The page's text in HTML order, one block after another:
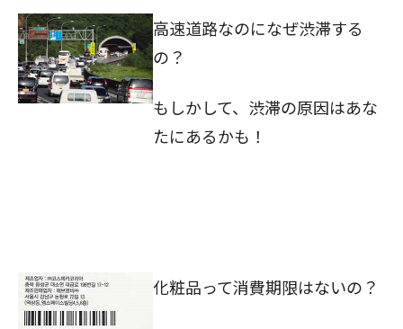
高速道路なのになぜ渋滞する
の？
もしかして、渋滞の原因はあな
たにあるかも！
化粧品って消費期限はないの？